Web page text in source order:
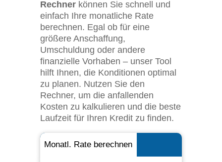
Rechnerkönnen Sie schnell und
einfach Ihre monatliche Rate
berechnen. Egal ob für eine
größere Anschaffung,
Umschuldung oder andere
finanzielle Vorhaben – unser Tool
hilft Ihnen, die Konditionen optimal
zu planen. Nutzen Sie den
Rechner, um die anfallenden
Kosten zu kalkulieren und die beste
Laufzeit für Ihren Kredit zu finden.
Monatl. Rate berechnen